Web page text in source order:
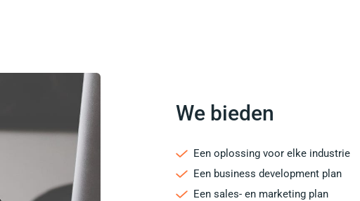
We bieden
Een oplossing voor elke industrie
Een business development plan
Een sales- en marketing plan